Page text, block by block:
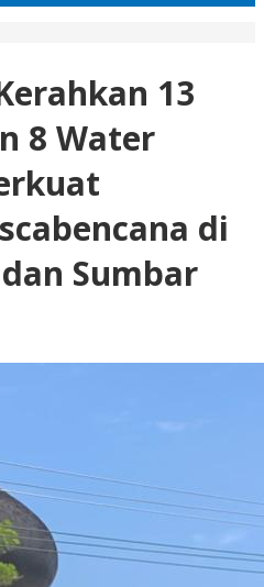
13
8 Water
di
Sumbar